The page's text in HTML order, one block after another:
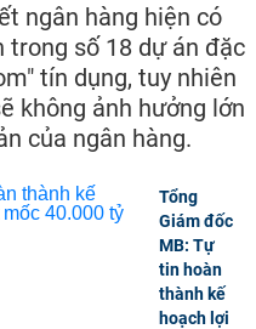
ngân hàng hiện có
số 18 dự án đặc
tín dụng, tuy nhiên
không ảnh hưởng lớn
của ngân hàng.
Tổng
Giám đốc
MB: Tự
tin hoàn
thành kế
hoạch lợi